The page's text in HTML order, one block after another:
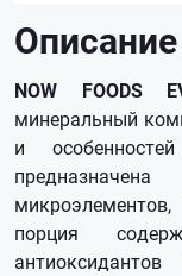
Описание
NOW FOODS
минеральный
и
порция